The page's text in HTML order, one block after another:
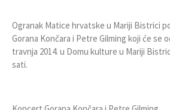
Ogranak Matice hrvatske u Mariji Bistrici
Gorana Končara i Petre Gilming koji će se
travnja 2014. u Domu kulture u Mariji
sati.